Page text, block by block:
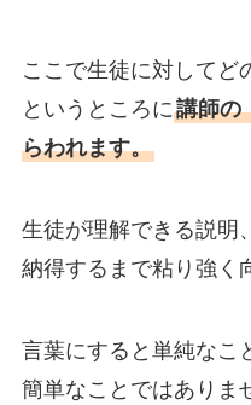
ここで生徒に対してど
というところに講師の
らわれます。
生徒が理解できる説明
納得するまで粘り強く
言葉にすると単純なこ
簡単なことではありま